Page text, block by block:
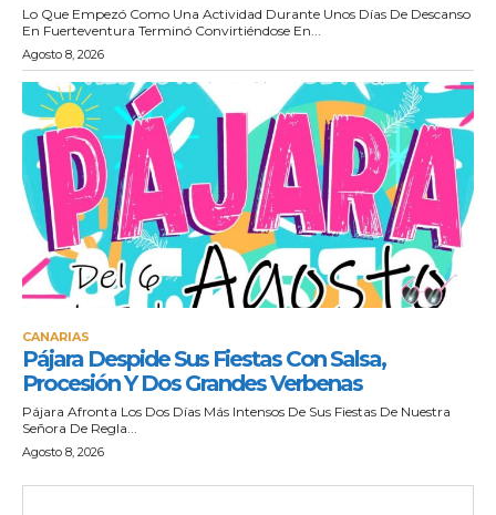
Lo Que Empezó Como Una Actividad Durante Unos Días De Descanso
En Fuerteventura Terminó Convirtiéndose En...
Agosto 8, 2026
CANARIAS
Pájara Despide Sus Fiestas Con Salsa,
Procesión Y Dos Grandes Verbenas
Pájara Afronta Los Dos Días Más Intensos De Sus Fiestas De Nuestra
Señora De Regla...
Agosto 8, 2026